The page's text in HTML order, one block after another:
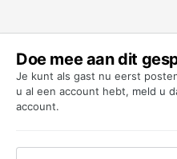
Doe mee aan dit
Je kunt als gast nu eerst
u al een account hebt, meld u
account.